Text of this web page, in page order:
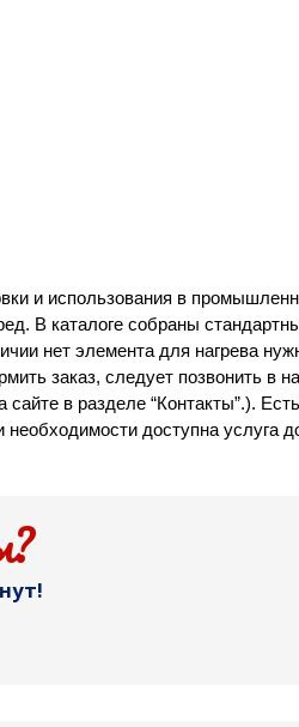
и использования в
В каталоге собраны
нет элемента для нагрева
заказ, следует позвонить в
в разделе “Контакты”.).
доступна услуга